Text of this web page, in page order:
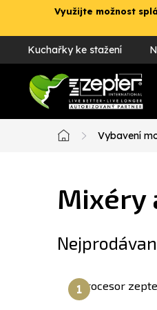
Využijte možnost
Kuchařky ke stažení
Domů
Vybavení
Mixéry
Procesor